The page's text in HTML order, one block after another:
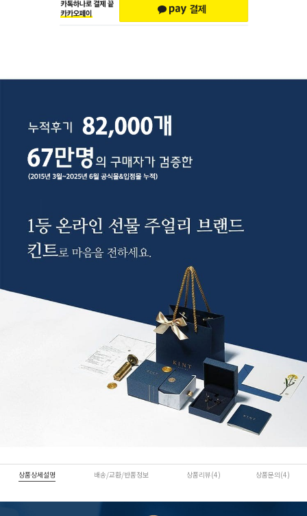
상품상세설명 배송/교환/반품정보 상품리뷰(4) 상품문의(4)